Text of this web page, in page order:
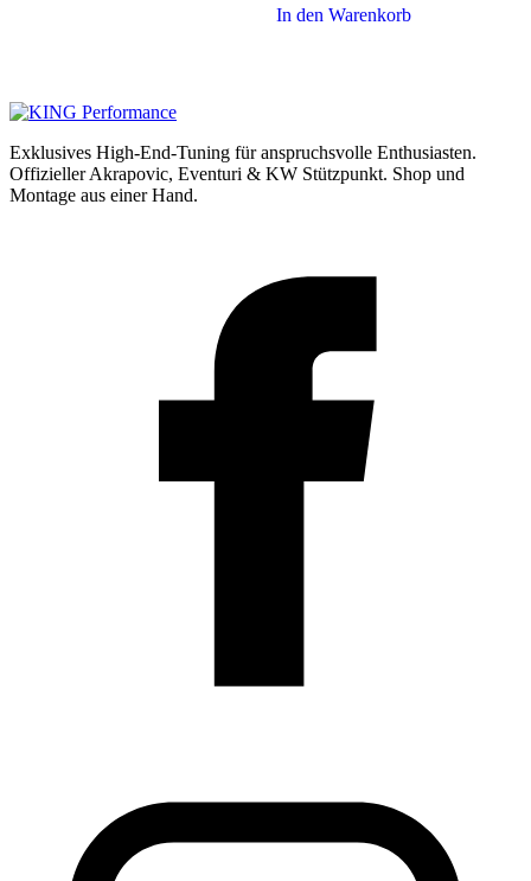
In den Warenkorb
Exklusives High-End-Tuning für anspruchsvolle Enthusiasten.
Offizieller Akrapovic, Eventuri & KW Stützpunkt. Shop und
Montage aus einer Hand.